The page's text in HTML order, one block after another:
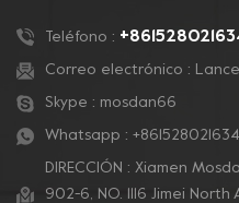
superior y vida útil
eficiente y brillante en
la superficie.
Teléfono :
Correo electrónico :
Skype : mosdan66
Whatsapp :
DIRECCIÓN : Xiamen
902-6, NO. 1116 Jimei